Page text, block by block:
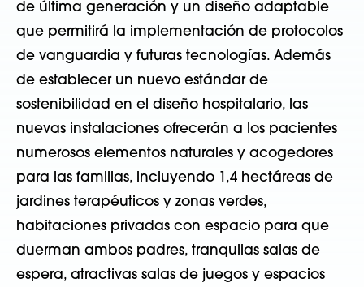
de última generación y un diseño adaptable
que permitirá la implementación de protocolos
de vanguardia y futuras tecnologías. Además
de establecer un nuevo estándar de
sostenibilidad en el diseño hospitalario, las
nuevas instalaciones ofrecerán a los pacientes
numerosos elementos naturales y acogedores
para las familias, incluyendo 1,4 hectáreas de
jardines terapéuticos y zonas verdes,
habitaciones privadas con espacio para que
duerman ambos padres, tranquilas salas de
espera, atractivas salas de juegos y espacios